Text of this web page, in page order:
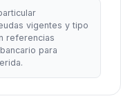
vigentes y tipo
referencias
para